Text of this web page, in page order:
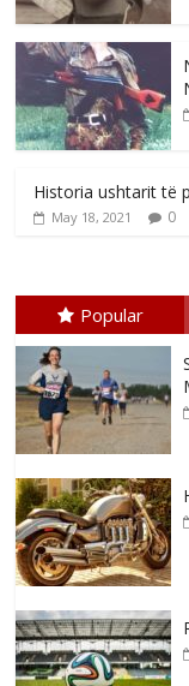
Historia ushtarit të
May 18, 2021 0
Popular